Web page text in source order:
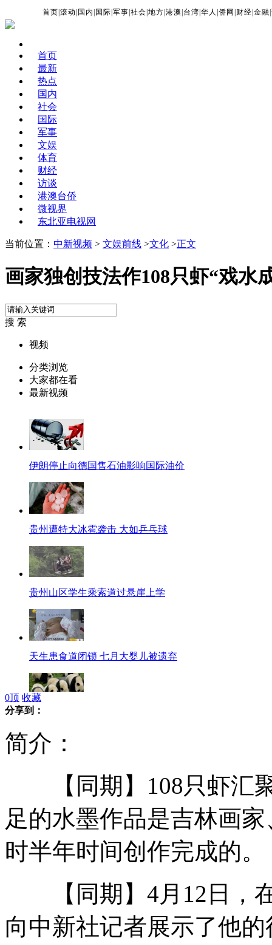
首页 |滚动 国内 国际 |军事 |社会 |地方 |港澳 台湾 |华人 |侨网 财经 |金融 |
首页
最新
热点
国内
社会
国际
军事
文娱
体育
财经
访谈
港澳台侨
微视界
东北亚电视网
当前位置： 中新视频 > 文娱前线 >文化 >正文
画家独创技法作108只虾“戏水
搜 索
视频
分类浏览
大家都在看
最新视频
伊朗停止向德国售石油影响国际油价
贵州遭特大冰雹袭击 大如乒乓球
贵州山区学生乘索道过悬崖上学
天生患食道闭锁 七月大婴儿被遗弃
深圳招公务员 人数猛增条件放宽
醉汉挥菜刀砍掉女孩左耳
0顶 收藏
分享到：
简介：
【同期】108只虾汇聚
足的水墨作品是吉林画
时半年时间创作完成的。
【同期】4月12日，在
向中新社记者展示了他